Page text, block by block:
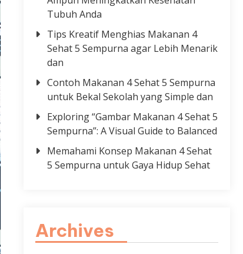
Tubuh Anda
Tips Kreatif Menghias Makanan 4
Sehat 5 Sempurna agar Lebih Menarik
dan
Contoh Makanan 4 Sehat 5 Sempurna
untuk Bekal Sekolah yang Simple dan
Exploring “Gambar Makanan 4 Sehat 5
Sempurna”: A Visual Guide to Balanced
Memahami Konsep Makanan 4 Sehat
5 Sempurna untuk Gaya Hidup Sehat
Archives